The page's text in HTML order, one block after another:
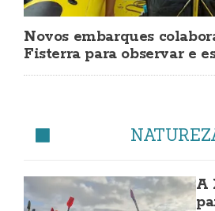
Novos embarques
Fisterra para observar e
A